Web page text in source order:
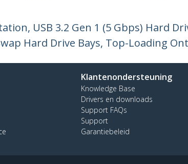
USB 3.2 Gen 1 (5 Gbps) Hard
Hard Drive Bays, Top-Loading
Klantenondersteuning
Knowledge Base
Drivers en downloads
Support FAQs
Support
Garantiebeleid